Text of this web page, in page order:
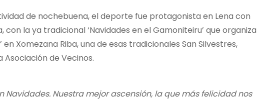
de nochebuena, el deporte fue protagonista en Lena con
la ya tradicional ‘Navidades en el Gamoniteiru’ que organiza
Xomezana Riba, una de esas tradicionales San Silvestres,
de Vecinos.
Nuestra mejor ascensión, la que más felicidad nos